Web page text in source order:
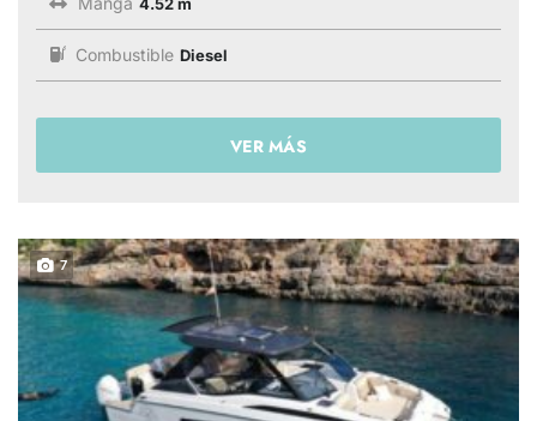
Combustible Diesel
VER MÁS
7